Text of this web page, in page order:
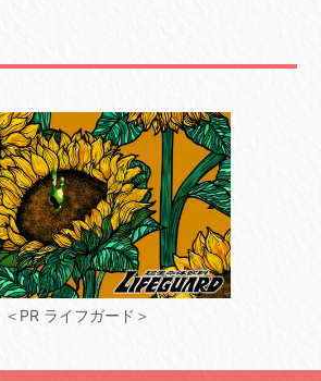
＜PR ライフガード＞